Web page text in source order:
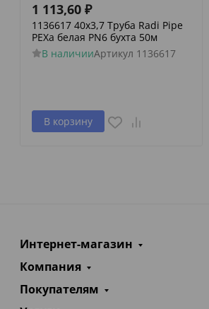
1 113,60 ₽
1136617 40х3,7 Труба Radi Pipe
PEXa белая PN6 бухта 50м
В наличииАртикул 1136617
В корзину
Интернет-магазин
Компания
Покупателям